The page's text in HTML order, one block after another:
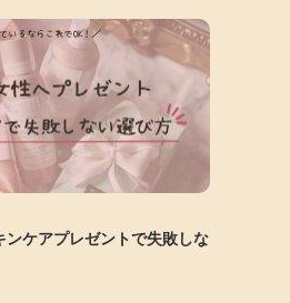
ケアプレゼントで失敗しな